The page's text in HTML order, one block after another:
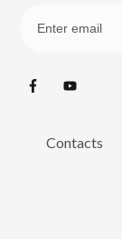
Contacts